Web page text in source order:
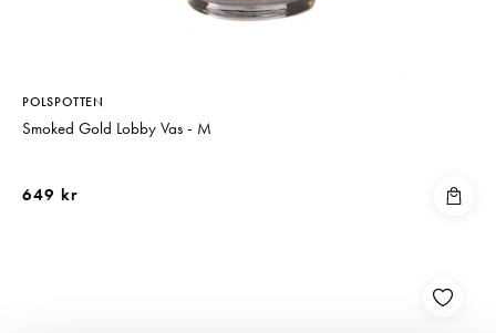
POLSPOTTEN
Smoked Gold Lobby Vas - M
649 kr